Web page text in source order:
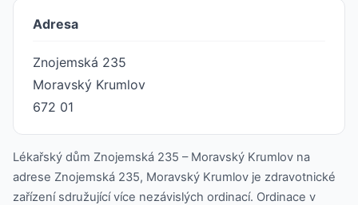
Adresa
Znojemská 235
Moravský Krumlov
672 01
Lékařský dům Znojemská 235 – Moravský Krumlov na
adrese Znojemská 235, Moravský Krumlov je zdravotnické
zařízení sdružující více nezávislých ordinací. Ordinace v